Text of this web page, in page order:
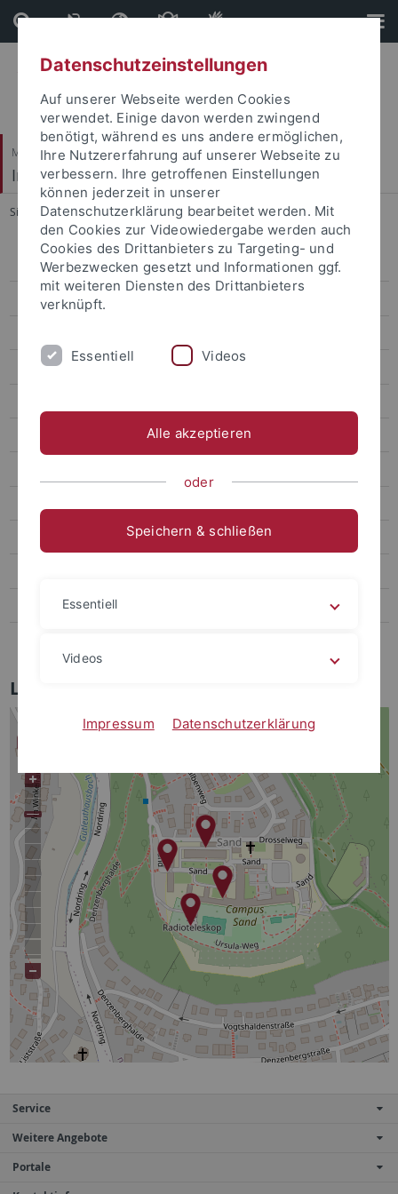
Direkt
zum
Inhalt
Direkt
zur
Fußleiste
Mathematisch-Naturwissenschaftliche Fakultät
Institut für Astronomie & Astrophysik
Sie sind hier: Startseite ... Karten
Aktuelles
Studium
Einrichtungen
Raumplan
Lageplan IAAT
Service
Weitere Angebote
Portale
Datenschutzeinstellungen
Auf unserer Webseite werden Cookies
verwendet. Einige davon werden zwingend
benötigt, während es uns andere ermöglichen,
Ihre Nutzererfahrung auf unserer Webseite zu
verbessern. Ihre getroffenen Einstellungen
können jederzeit in unserer
Datenschutzerklärung bearbeitet werden. Mit
den Cookies zur Videowiedergabe werden auch
Cookies des Drittanbieters zu Targeting- und
Werbezwecken gesetzt und Informationen ggf.
mit weiteren Diensten des Drittanbieters
verknüpft.
Essentiell Videos
Alle akzeptieren
oder
Speichern & schließen
Essentiell
Videos
Impressum Datenschutzerklärung